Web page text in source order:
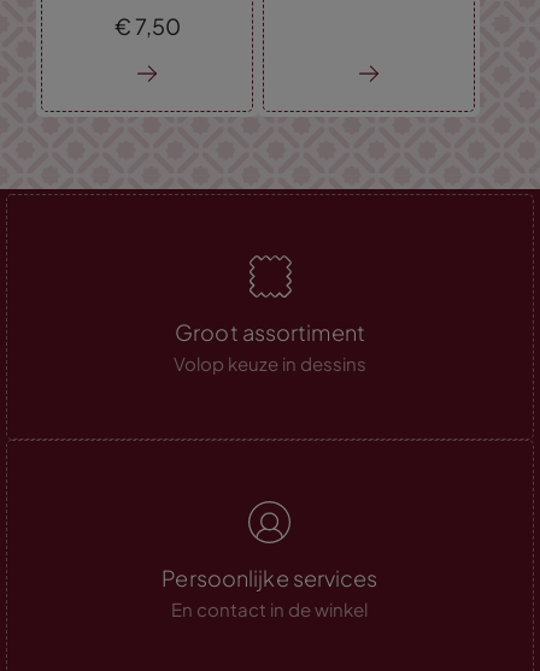
€ 7, 50
Groot assortiment
Volop keuze in dessins
Persoonlijke services
En contact in de winkel